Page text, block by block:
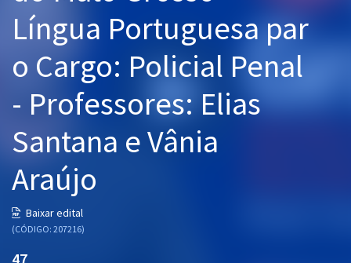
Graduação
OAB
Questões grátis
Conteúdo gratuito
Aprovados
Língua Portuguesa par
o Cargo: Policial Penal
- Professores: Elias
Santana e Vânia
Araújo
Baixar edital
(CÓDIGO: 207216)
47